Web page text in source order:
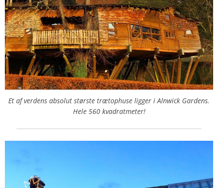
Et af verdens absolut største trætophuse ligger i Alnwick Gardens.
Hele 560 kvadratmeter!